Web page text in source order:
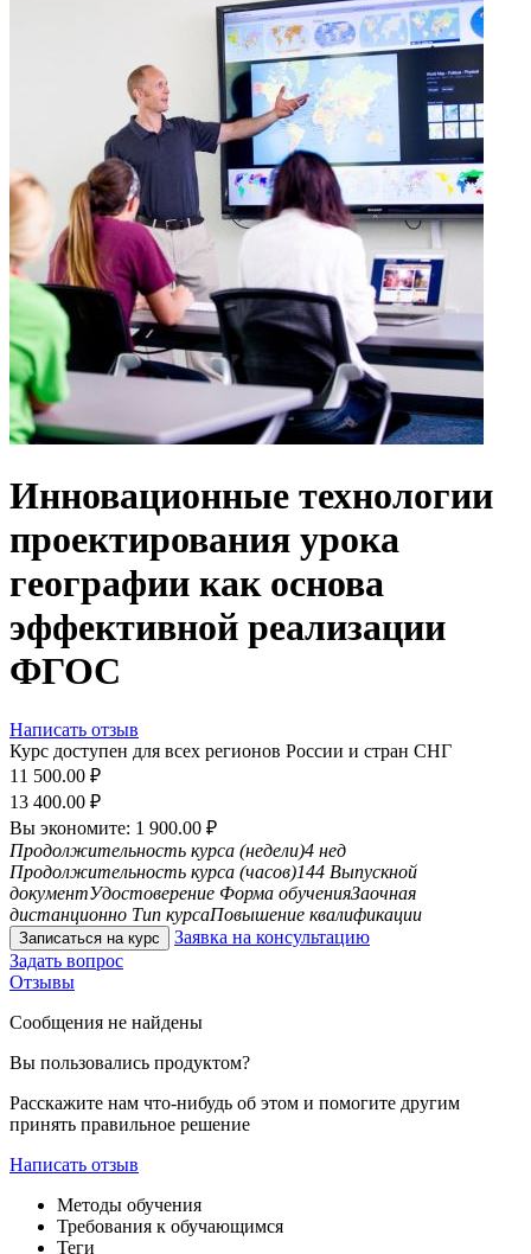
Инновационные технологии
проектирования урока
географии как основа
эффективной реализации
ФГОС
Написать отзыв
Курс доступен для всех регионов России и стран СНГ
11 500.00 ₽
13 400.00 ₽
Вы экономите: 1 900.00 ₽
Продолжительность курса (недели)4 нед
Продолжительность курса (часов)144 Выпускной
документУдостоверение Форма обученияЗаочная
дистанционно Тип курсаПовышение квалификации
Записаться на курс
Заявка на консультацию
Задать вопрос
Отзывы
Сообщения не найдены
Вы пользовались продуктом?
Расскажите нам что-нибудь об этом и помогите другим
принять правильное решение
Написать отзыв
Методы обучения
Требования к обучающимся
Теги